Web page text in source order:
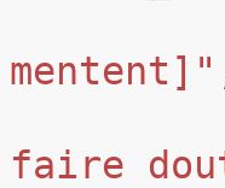
mentent]"
faire